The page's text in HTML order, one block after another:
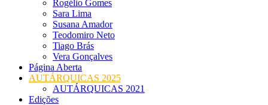
Rogélio Gomes
Sara Lima
Susana Amador
Teodomiro Neto
Tiago Brás
Vera Gonçalves
Página Aberta
AUTÁRQUICAS 2025
AUTÁRQUICAS 2021
Edições